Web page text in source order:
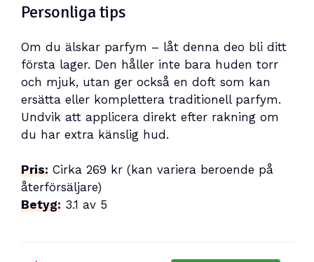
Personliga tips
Om du älskar parfym – låt denna deo bli ditt
första lager. Den håller inte bara huden torr
och mjuk, utan ger också en doft som kan
ersätta eller komplettera traditionell parfym.
Undvik att applicera direkt efter rakning om
du har extra känslig hud.
Pris: Cirka 269 kr (kan variera beroende på
återförsäljare)
Betyg: 3.1 av 5